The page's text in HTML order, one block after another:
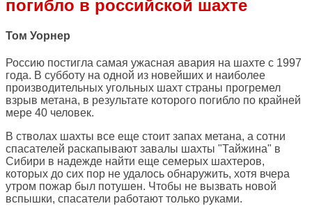
погибло в российской шахте
Том Уорнер
Россию постигла самая ужасная авария на шахте с 1997
года. В субботу на одной из новейших и наиболее
производительных угольных шахт страны прогремел
взрыв метана, в результате которого погибло по крайней
мере 40 человек.
В стволах шахты все еще стоит запах метана, а сотни
спасателей раскапывают завалы шахты "Тайжина" в
Сибири в надежде найти еще семерых шахтеров,
которых до сих пор не удалось обнаружить, хотя вчера
утром пожар был потушен. Чтобы не вызвать новой
вспышки, спасатели работают только руками.